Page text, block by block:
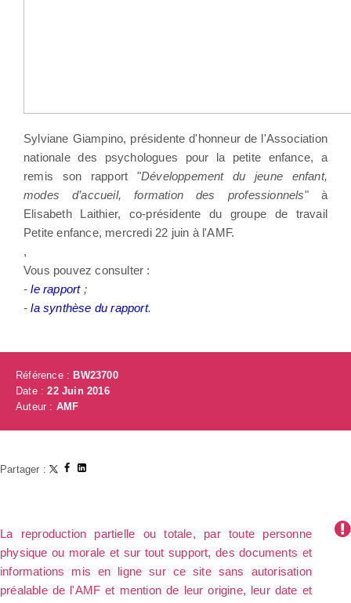
Sylviane Giampino, présidente d'honneur de l'Association
nationale des psychologues pour la petite enfance, a
remis son rapport "Développement du jeune enfant,
modes d’accueil, formation des professionnels" à
Elisabeth Laithier, co-présidente du groupe de travail
Petite enfance, mercredi 22 juin à l'AMF.
,
Vous pouvez consulter :
-le rapport ;
-la synthèse du rapport.
Référence :BW23700
Date :22 Juin 2016
Auteur : AMF
Partager :
La reproduction partielle ou totale, par toute personne
physique ou morale et sur tout support, des documents et
informations mis en ligne sur ce site sans autorisation
préalable de l'AMF et mention de leur origine, leur date et